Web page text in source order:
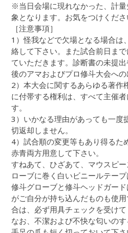
※当日会場に現れなかった、計
象となります。お気をつけくださ
［注意事項］
1）怪我などで欠場となる場合は
絡して下さい。また試合前日ま
ていただきます。診断書の未提
後のアマおよびプロ修斗大会への
2）本大会に関するあらゆる著作
に付帯する権利は、すべて主催
す。
3）いかなる理由があっても一度
切返却しません。
4）試合順の変更等もあり得るた
赤青両方用意して下さい。
すねあて、ひざあて、マウスピ
ローブに巻く白いビニールテープ
修斗グローブと修斗ヘッドガー
がご自分が持ち込んだものも使
合は、必ず用具チェックを受けて
なお、不潔および不快な匂いのす